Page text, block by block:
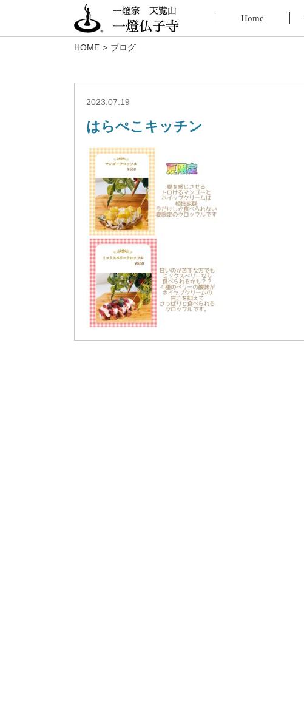
Home
HOME ブログ
2023.07.19
はらぺこキッチン